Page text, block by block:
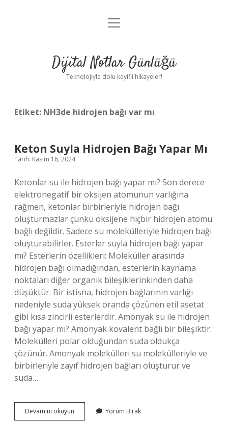
Anasayfa
Yasal Uyarı
menüyü
Dijital Notlar Günlüğü
Teknolojiyle dolu keyifli hikayeler!
Etiket: NH3de hidrojen bağı var mı
Keton Suyla Hidrojen Bağı Yapar Mı
Tarih: Kasım 16, 2024
Ketonlar su ile hidrojen bağı yapar mı? Son derece
elektronegatif bir oksijen atomunun varlığına
rağmen, ketonlar birbirleriyle hidrojen bağı
oluşturmazlar çünkü oksijene hiçbir hidrojen atomu
bağlı değildir. Sadece su molekülleriyle hidrojen bağı
oluşturabilirler. Esterler suyla hidrojen bağı yapar
mı? Esterlerin özellikleri: Moleküller arasında
hidrojen bağı olmadığından, esterlerin kaynama
noktaları diğer organik bileşiklerinkinden daha
düşüktür. Bir istisna, hidrojen bağlarının varlığı
nedeniyle suda yüksek oranda çözünen etil asetat
gibi kısa zincirli esterlerdir. Amonyak su ile hidrojen
bağı yapar mı? Amonyak kovalent bağlı bir bileşiktir.
Molekülleri polar olduğundan suda oldukça
çözünür. Amonyak molekülleri su molekülleriyle ve
birbirleriyle zayıf hidrojen bağları oluşturur ve
suda…
Devamını okuyun Yorum Bırak